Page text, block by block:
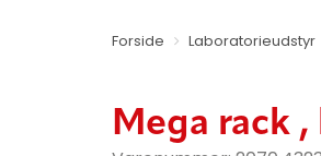
Forside Laboratorieudstyr
Mega rack ,